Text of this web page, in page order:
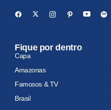
Fique por dentro
Capa
Amazonas
Famosos & TV
Brasil